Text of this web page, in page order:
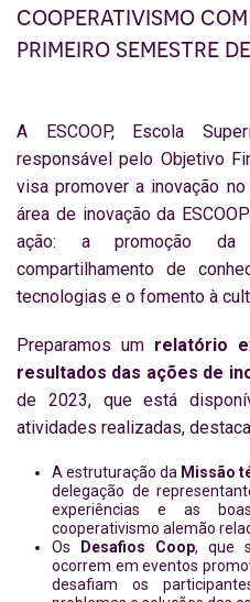
cooperativismo
primeiro semestre
A ESCOOP, Escola
responsável pelo Objetivo
visa promover a inovação
área de inovação da
ação: a promoção da
compartilhamento de
tecnologias e o fomento à
Preparamos um relatório
resultados das ações de
de 2023, que está
atividades realizadas,
A estruturação da Missão
delegação de
experiências e as
cooperativismo alemão
Os Desafios Coop, que
ocorrem em eventos
desafiam os